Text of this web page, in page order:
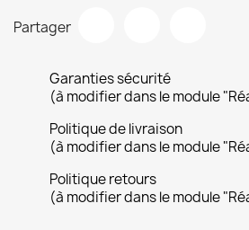
Partager
Garanties sécurité
(à modifier dans le module
Politique de livraison
(à modifier dans le module
Politique retours
(à modifier dans le module